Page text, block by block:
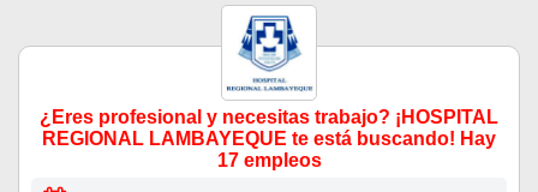
¿Eres profesional y necesitas trabajo? ¡HOSPITAL
REGIONAL LAMBAYEQUE te está buscando! Hay
17 empleos